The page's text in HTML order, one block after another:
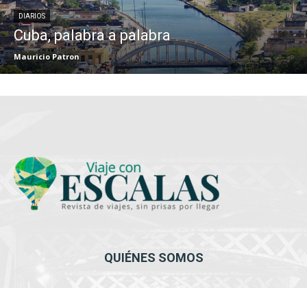
DIARIOS
Cuba, palabra a palabra
Mauricio Patron
QUIÉNES SOMOS